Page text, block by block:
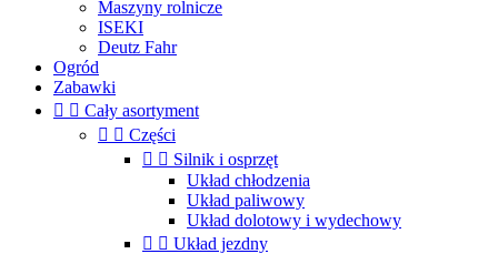
Maszyny rolnicze
ISEKI
Deutz Fahr
Ogród
Zabawki
  Cały asortyment
  Części
  Silnik i osprzęt
Układ chłodzenia
Układ paliwowy
Układ dolotowy i wydechowy
  Układ jezdny